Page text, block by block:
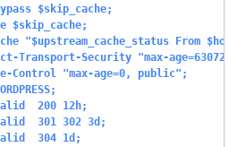
$skip_cache;
$skip_cache;
"$upstream_cache_status From
Transport-Security "max-
Control "max-age=0, public";
200 12h;
301 302 3d;
304 1d;